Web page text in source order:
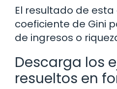
El resultado de
coeficiente de Gini
de ingresos o
Descarga los
resueltos en